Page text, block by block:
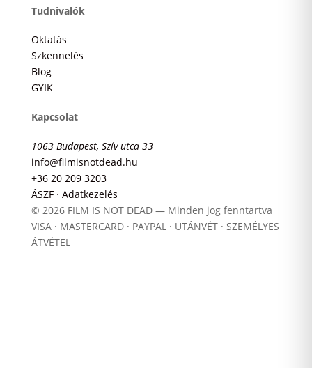
Tudnivalók
Oktatás
Szkennelés
Blog
GYIK
Kapcsolat
1063 Budapest, Szív utca 33
info@filmisnotdead.hu
+36 20 209 3203
ÁSZF · Adatkezelés
© 2026 FILM IS NOT DEAD — Minden jog fenntartva
VISA · MASTERCARD · PAYPAL · UTÁNVÉT · SZEMÉLYES
ÁTVÉTEL